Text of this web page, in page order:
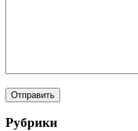
Рубрики